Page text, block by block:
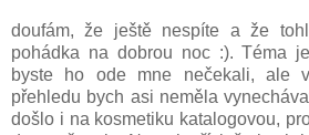
doufám, že ještě nespíte a že
pohádka na dobrou noc :). Téma
byste ho ode mne nečekali, ale
přehledu bych asi neměla
došlo i na kosmetiku katalogovou,